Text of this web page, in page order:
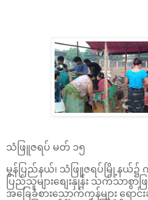
သံဖြူဇရပ် မတ် ၁၅
မွန်ပြည်နယ်၊ သံဖြူဇရပ်မြို့နယ်၌ ကု
ပြည်သူများစျေးနှုန်း သက်သာစွ
အခြေခံစားသောက်ကုန်များ ရောင်